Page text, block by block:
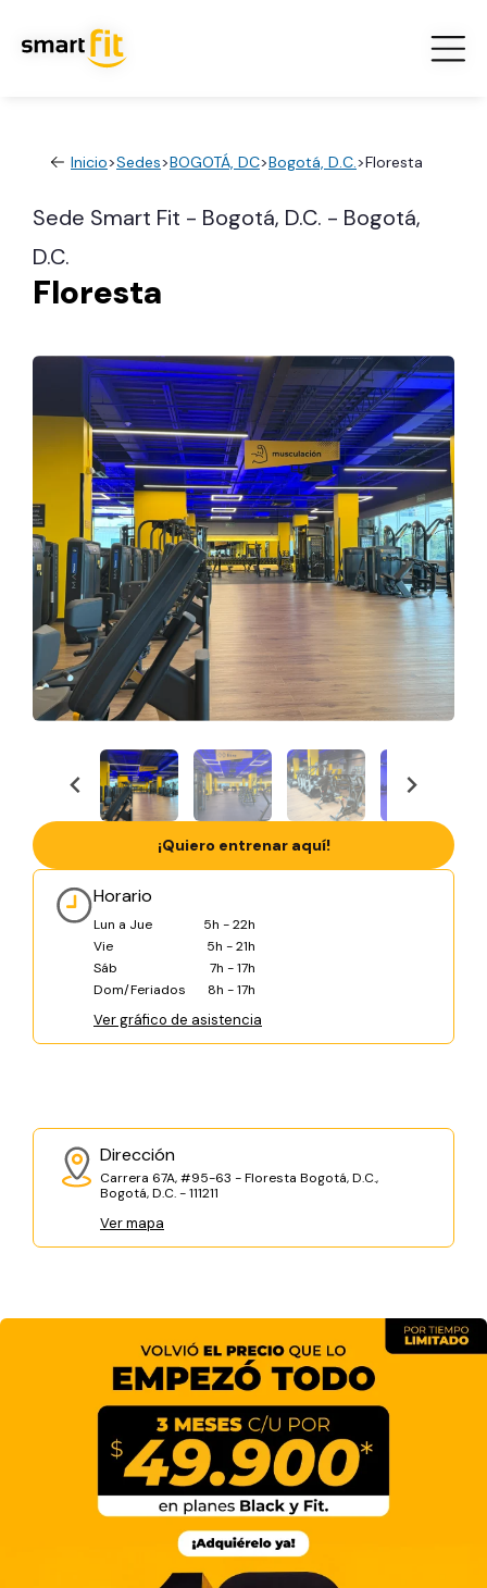
Inicio>Sedes>BOGOTÁ, DC>Bogotá, D.C.>Floresta
Sede Smart Fit - Bogotá, D.C. - Bogotá,
D.C.
Floresta
Horario
Lun a Jue
5h - 22h
Vie
5h - 21h
Sáb
7h - 17h
Dom/Feriados
8h - 17h
Ver gráfico de asistencia
Dirección
Carrera 67A, #95-63 - Floresta Bogotá, D.C.,
Bogotá, D.C. - 111211
Ver mapa
¡Quiero entrenar aquí!